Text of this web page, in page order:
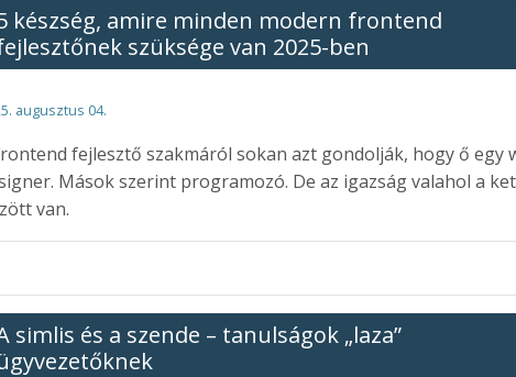
készség, amire minden modern frontend
szüksége van 2025-ben
augusztus 04.
fejlesztő szakmáról sokan azt gondolják, hogy ő egy
Mások szerint programozó. De az igazság valahol a
van.
simlis és a szende – tanulságok „laza”